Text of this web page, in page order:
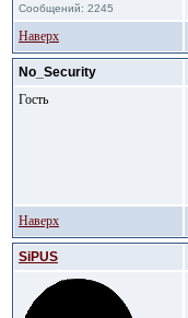
Сообщений: 2245
Наверх
No_Security
Гость
Наверх
SiPUS